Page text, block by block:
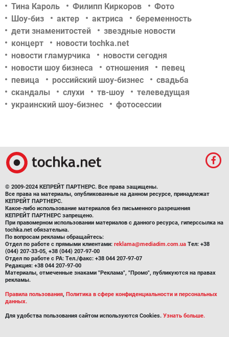
Тина Кароль
Филипп Киркоров
Фото
Шоу-биз
актер актриса
беременность
дети знаменитостей
звездные новости
концерт
новости tochka.net
новости гламурчика
новости сегодня
новости шоу бизнеса
отношения
певец
певица
российский шоу-бизнес
свадьба
скандалы
слухи тв-шоу
телеведущая
украинский шоу-бизнес
фотосессии
© 2009-2024 КЕПРЕЙТ ПАРТНЕРС. Все права защищены.
Все права на материалы, опубликованные на данном ресурсе, принадлежат
КЕПРЕЙТ ПАРТНЕРС.
Какое-либо использование материалов без письменного разрешения
КЕПРЕЙТ ПАРТНЕРС запрещено.
При правомерном использовании материалов с данного ресурса, гиперссылка на
tochka.net обязательна.
По вопросам рекламы обращайтесь:
Отдел по работе с прямыми клиентами: reklama@mediadim.com.ua Тел: +38
(044) 207-33-05, +38 (044) 207-97-00
Отдел по работе с РА: Тел./факс: +38 044 207-97-07
Редакция: +38 044 207-97-00
Материалы, отмеченные знаками "Реклама", "Промо", публикуются на правах
рекламы.
Правила пользования, Политика в сфере конфиденциальности и персональных
данных.
Для удобства пользования сайтом используются Cookies. Узнать больше.